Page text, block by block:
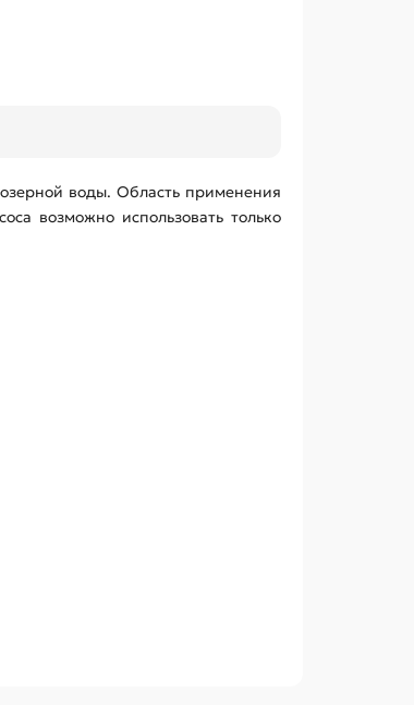
воды. Область применения
возможно использовать только